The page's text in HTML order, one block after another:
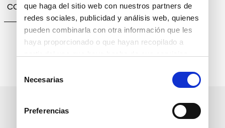
que haga del sitio web con nuestros partners de
redes sociales, publicidad y análisis web, quienes
pueden combinarla con otra información que les
haya proporcionado o que hayan recopilado a
deNecesarias
Preferencias
COMPARTIR
Suscríbete a nuestro boletín